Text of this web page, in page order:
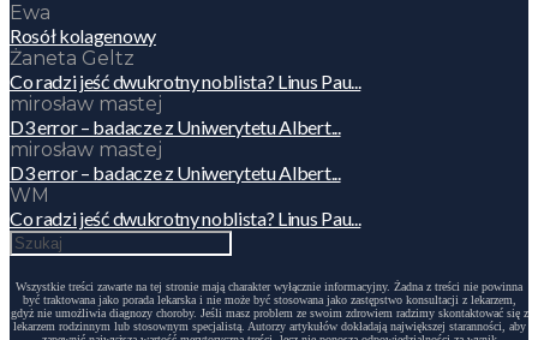
Ewa
Rosół kolagenowy
Żaneta Geltz
Co radzi jeść dwukrotny noblista? Linus Pau...
mirosław mastej
D3 error – badacze z Uniwerytetu Albert...
mirosław mastej
D3 error – badacze z Uniwerytetu Albert...
WM
Co radzi jeść dwukrotny noblista? Linus Pau...
Wszystkie treści zawarte na tej stronie mają charakter wyłącznie informacyjny. Żadna z treści nie powinna
być traktowana jako porada lekarska i nie może być stosowana jako zastępstwo konsultacji z lekarzem,
gdyż nie umożliwia diagnozy choroby. Jeśli masz problem ze swoim zdrowiem radzimy skontaktować się z
lekarzem rodzinnym lub stosownym specjalistą. Autorzy artykułów dokładają największej staranności, aby